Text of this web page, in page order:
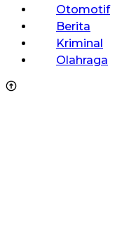
Otomotif
Berita
Kriminal
Olahraga